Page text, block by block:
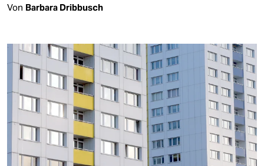
Von Barbara Dribbusch